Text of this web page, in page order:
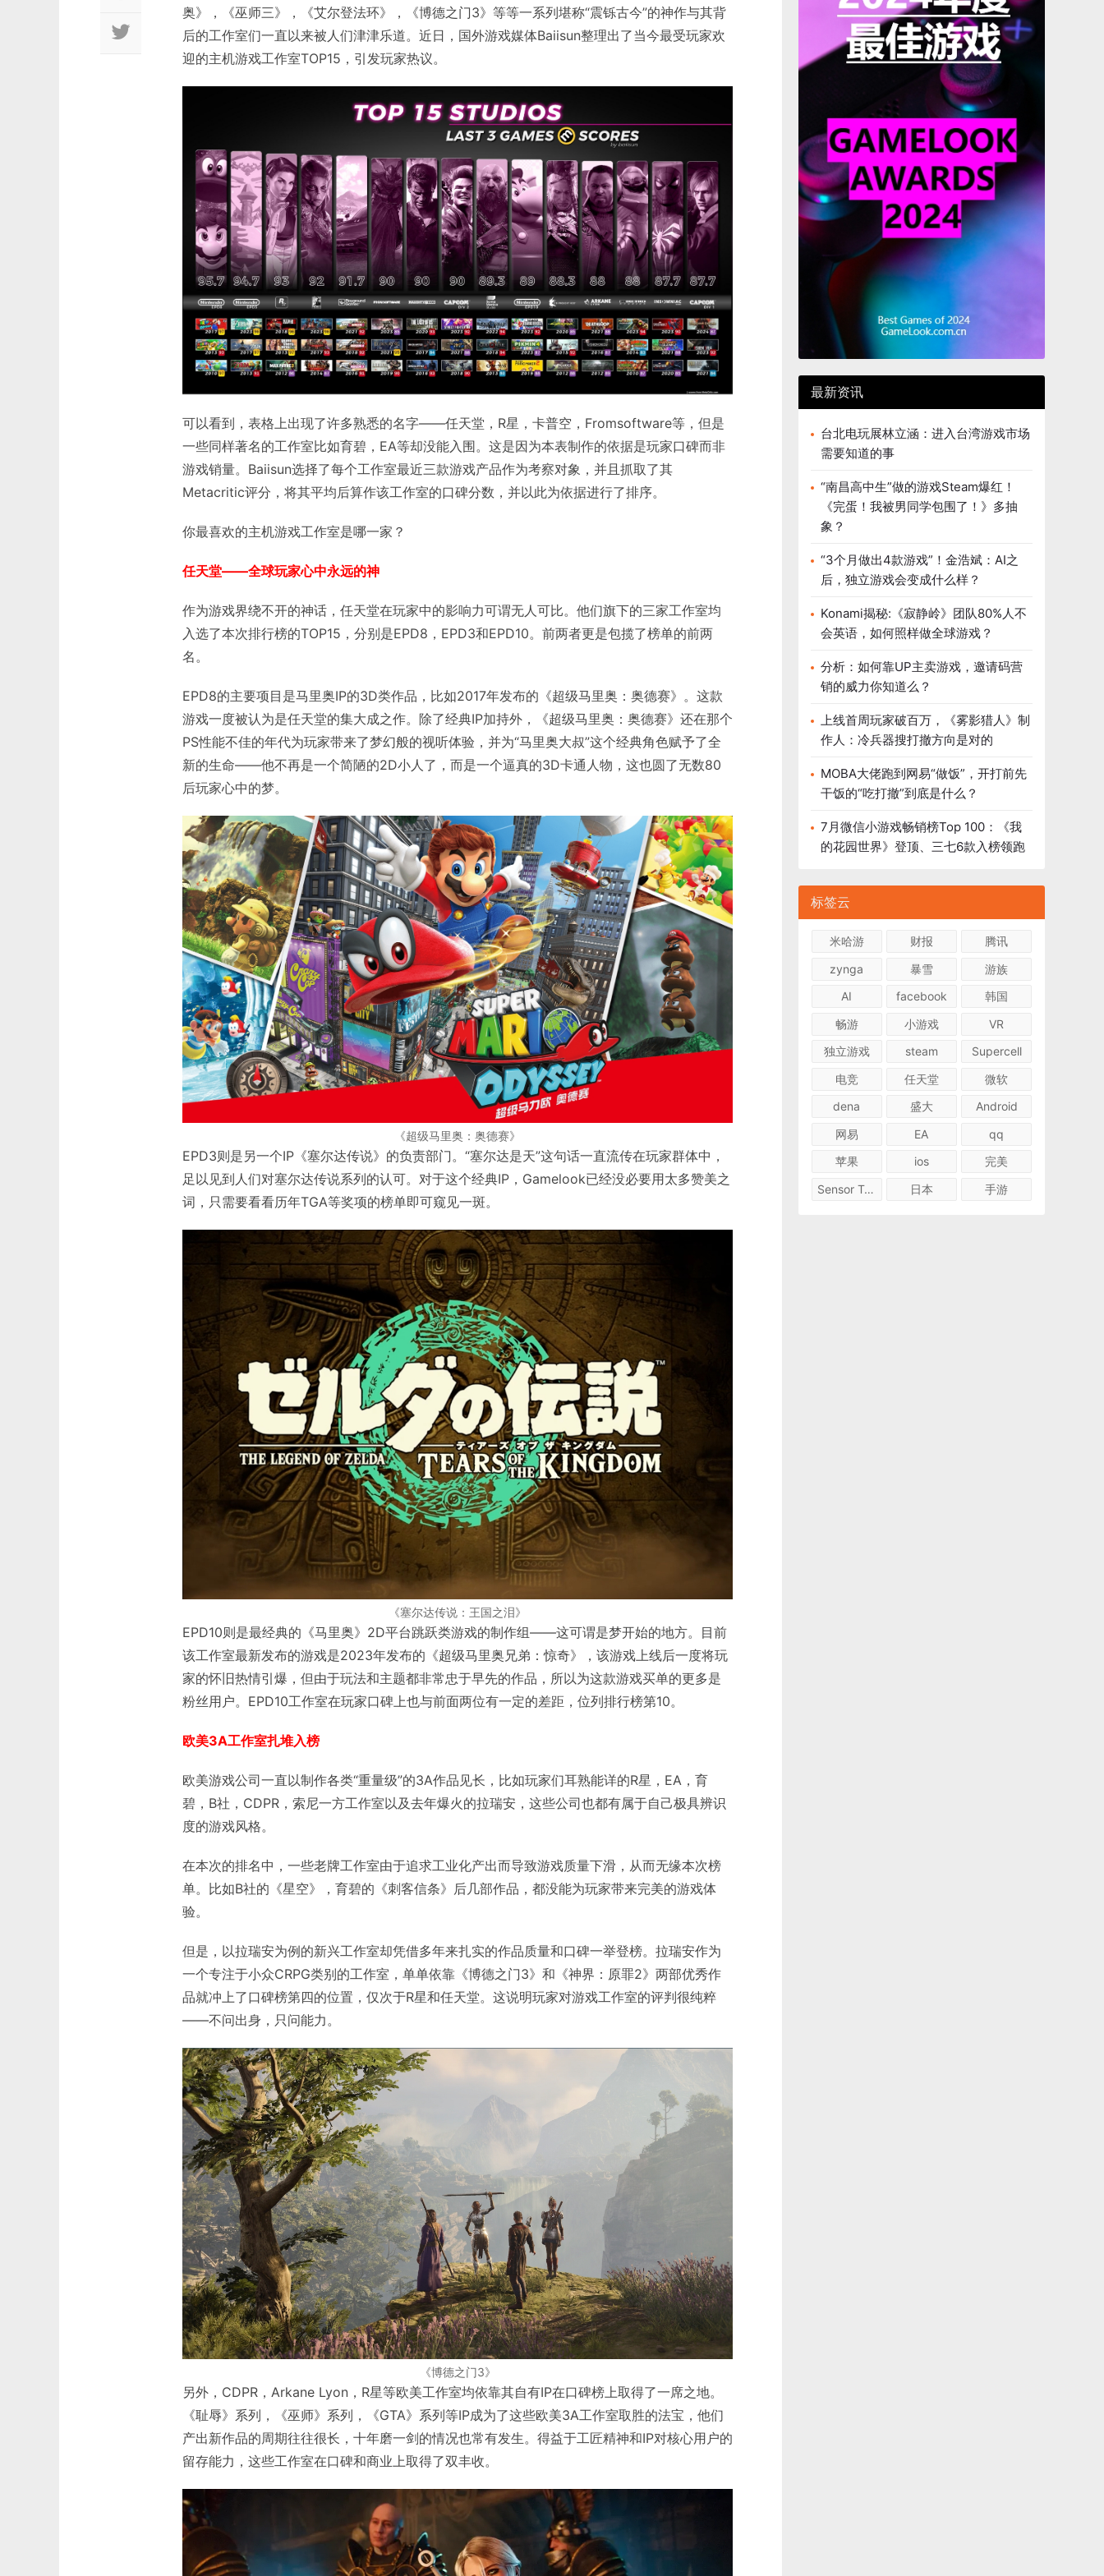
奥》，《巫师三》，《艾尔登法环》，《博德之门3》等等一系列堪称“震铄古今”的神作与其背
后的工作室们一直以来被人们津津乐道。近日，国外游戏媒体Baiisun整理出了当今最受玩家欢
迎的主机游戏工作室TOP15，引发玩家热议。
可以看到，表格上出现了许多熟悉的名字——任天堂，R星，卡普空，Fromsoftware等，但是
一些同样著名的工作室比如育碧，EA等却没能入围。这是因为本表制作的依据是玩家口碑而非
游戏销量。Baiisun选择了每个工作室最近三款游戏产品作为考察对象，并且抓取了其
Metacritic评分，将其平均后算作该工作室的口碑分数，并以此为依据进行了排序。
你最喜欢的主机游戏工作室是哪一家？
任天堂——全球玩家心中永远的神
作为游戏界绕不开的神话，任天堂在玩家中的影响力可谓无人可比。他们旗下的三家工作室均
入选了本次排行榜的TOP15，分别是EPD8，EPD3和EPD10。前两者更是包揽了榜单的前两
名。
EPD8的主要项目是马里奥IP的3D类作品，比如2017年发布的《超级马里奥：奥德赛》。这款
游戏一度被认为是任天堂的集大成之作。除了经典IP加持外，《超级马里奥：奥德赛》还在那个
PS性能不佳的年代为玩家带来了梦幻般的视听体验，并为“马里奥大叔”这个经典角色赋予了全
新的生命——他不再是一个简陋的2D小人了，而是一个逼真的3D卡通人物，这也圆了无数80
后玩家心中的梦。
《超级马里奥：奥德赛》
EPD3则是另一个IP《塞尔达传说》的负责部门。“塞尔达是天”这句话一直流传在玩家群体中，
足以见到人们对塞尔达传说系列的认可。对于这个经典IP，Gamelook已经没必要用太多赞美之
词，只需要看看历年TGA等奖项的榜单即可窥见一斑。
《塞尔达传说：王国之泪》
EPD10则是最经典的《马里奥》2D平台跳跃类游戏的制作组——这可谓是梦开始的地方。目前
该工作室最新发布的游戏是2023年发布的《超级马里奥兄弟：惊奇》，该游戏上线后一度将玩
家的怀旧热情引爆，但由于玩法和主题都非常忠于早先的作品，所以为这款游戏买单的更多是
粉丝用户。EPD10工作室在玩家口碑上也与前面两位有一定的差距，位列排行榜第10。
欧美3A工作室扎堆入榜
欧美游戏公司一直以制作各类“重量级”的3A作品见长，比如玩家们耳熟能详的R星，EA，育
碧，B社，CDPR，索尼一方工作室以及去年爆火的拉瑞安，这些公司也都有属于自己极具辨识
度的游戏风格。
在本次的排名中，一些老牌工作室由于追求工业化产出而导致游戏质量下滑，从而无缘本次榜
单。比如B社的《星空》，育碧的《刺客信条》后几部作品，都没能为玩家带来完美的游戏体
验。
但是，以拉瑞安为例的新兴工作室却凭借多年来扎实的作品质量和口碑一举登榜。拉瑞安作为
一个专注于小众CRPG类别的工作室，单单依靠《博德之门3》和《神界：原罪2》两部优秀作
品就冲上了口碑榜第四的位置，仅次于R星和任天堂。这说明玩家对游戏工作室的评判很纯粹
——不问出身，只问能力。
《博德之门3》
另外，CDPR，Arkane Lyon，R星等欧美工作室均依靠其自有IP在口碑榜上取得了一席之地。
《耻辱》系列，《巫师》系列，《GTA》系列等IP成为了这些欧美3A工作室取胜的法宝，他们
产出新作品的周期往往很长，十年磨一剑的情况也常有发生。得益于工匠精神和IP对核心用户的
留存能力，这些工作室在口碑和商业上取得了双丰收。
最新资讯
台北电玩展林立涵：进入台湾游戏市场
需要知道的事
“南昌高中生”做的游戏Steam爆红！
《完蛋！我被男同学包围了！》多抽
象？
“3个月做出4款游戏”！金浩斌：AI之
后，独立游戏会变成什么样？
Konami揭秘:《寂静岭》团队80%人不
会英语，如何照样做全球游戏？
分析：如何靠UP主卖游戏，邀请码营
销的威力你知道么？
上线首周玩家破百万，《雾影猎人》制
作人：冷兵器搜打撤方向是对的
MOBA大佬跑到网易“做饭”，开打前先
干饭的“吃打撤”到底是什么？
7月微信小游戏畅销榜Top 100：《我
的花园世界》登顶、三七6款入榜领跑
标签云
米哈游 财报
腾讯
zynga
暴雪
游族
AI
facebook
韩国
畅游
小游戏
VR
独立游戏
steam
Supercell
电竞
任天堂
微软
dena
盛大
Android
网易
EA
qq
苹果
ios
完美
Sensor Tower
日本 手游